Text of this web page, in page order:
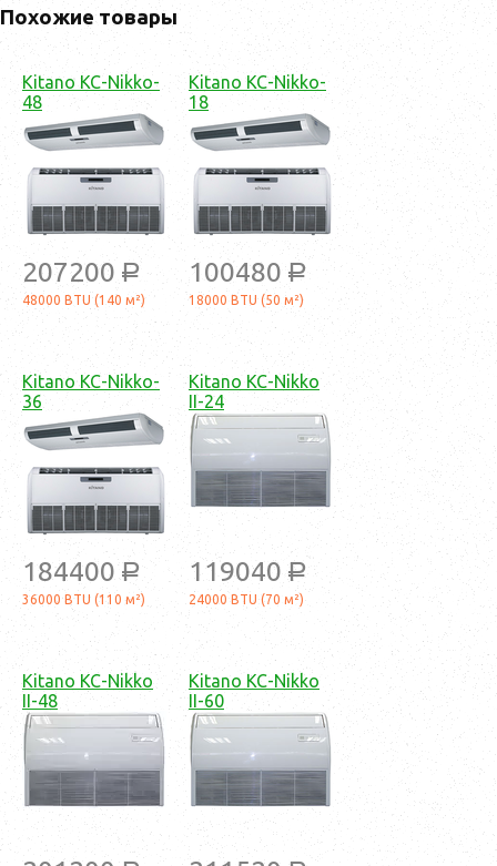
Похожие товары
Kitano KC-Nikko-
48
207200 a
48000 BTU (140 м²)
Kitano KC-Nikko-
18
100480 a
18000 BTU (50 м²)
Kitano KC-Nikko-
36
184400 a
36000 BTU (110 м²)
Kitano KC-Nikko
II-24
119040 a
24000 BTU (70 м²)
Kitano KC-Nikko
II-48
Kitano KC-Nikko
II-60